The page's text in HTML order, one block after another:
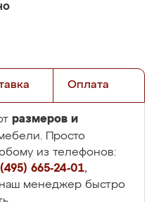
Оплата
размеров и
Просто
из телефонов:
665-24-01,
менеджер быстро